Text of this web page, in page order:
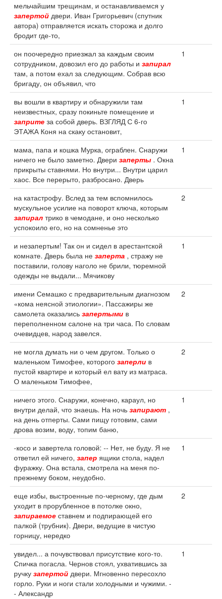
мельчайшим трещинам, и останавливаемся у
запертой двери. Иван Григорьевич (спутник
автора) отправляется искать сторожа и долго
бродит где-то,
он поочередно приезжал за каждым своим
сотрудником, довозил его до работы и запирал
там, а потом ехал за следующим. Собрав всю
бригаду, он объявил, что
1
вы вошли в квартиру и обнаружили там
неизвестных, сразу покиньте помещение и
заприте за собой дверь. ВЗГЛЯД С 6-го
ЭТАЖА Коня на скаку остановит,
1
мама, папа и кошка Мурка, ограблен. Снаружи
ничего не было заметно. Двери заперты . Окна
прикрыты ставнями. Но внутри... Внутри царил
хаос. Все перерыто, разбросано. Дверь
1
на катастрофу. Вслед за тем вспомнилось
мускульное усилие на поворот ключа, которым
запирал трико в чемодане, и оно несколько
успокоило его, но на сомненье это
2
и незапертым! Так он и сидел в арестантской
комнате. Дверь была не заперта , стражу не
поставили, голову наголо не брили, тюремной
одежды не выдали... Мячикову
1
имени Семашко с предварительным диагнозом
«кома неясной этиологии». Пассажиры же
самолета оказались запертыми в
переполненном салоне на три часа. По словам
очевидцев, народ завелся.
2
не могла думать ни о чем другом. Только о
маленьком Тимофее, которого заперли в
пустой квартире и который ел вату из матраса.
О маленьком Тимофее,
2
ничего этого. Снаружи, конечно, караул, но
внутри делай, что знаешь. На ночь запирают ,
на день отперты. Сами пищу готовим, сами
дрова возим, воду, топим баню,
1
-косо и завертела головой: -- Нет, не буду. Я не
ответил ей ничего, запер ящики стола, надел
фуражку. Она встала, смотрела на меня по-
прежнему боком, неудобно.
1
еще избы, выстроенные по-черному, где дым
уходит в прорубленное в потолке окно,
запираемое ставнем и подпирающей его
палкой (трубник). Двери, ведущие в чистую
горницу, нередко
2
увидел... а почувствовал присутствие кого-то.
Спичка погасла. Чернов стоял, ухватившись за
ручку запертой двери. Мгновенно пересохло
горло. Руки и ноги стали холодными и чужими. -
- Александр
1